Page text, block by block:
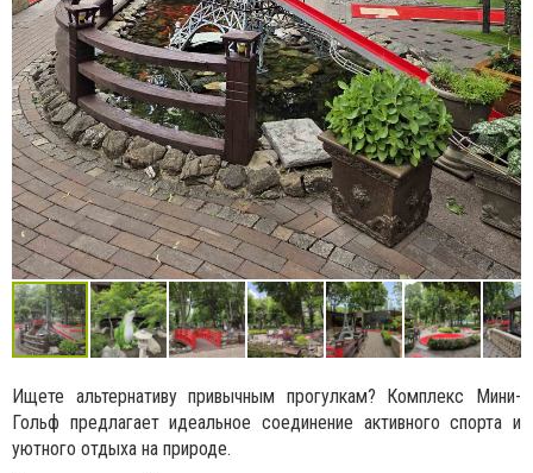
Ищете альтернативу привычным прогулкам? Комплекс Мини-
Гольф предлагает идеальное соединение активного спорта и
уютного отдыха на природе.